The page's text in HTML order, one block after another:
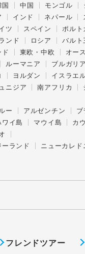
国 中国 モンゴル
インド ネパール
ツ スペイン ポルト
ンド ロシア バルト
ド 東欧・中欧 オー
ルーマニア
ブルガリア
ヨルダン イスラエ
ニジア 南アフリカ
ー アルゼンチン ブ
ワイ島 マウイ島
カ
ーランド ニューカレド
フレンドツアー